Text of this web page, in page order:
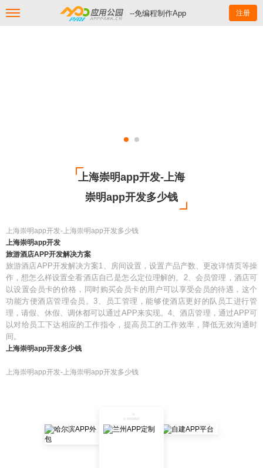
--免编程制作App 注册
上海崇明app开发-上海
崇明app开发多少钱
上海崇明app开发-上海崇明app开发多少钱
上海崇明app开发
旅游酒店APP开发解决方案
旅游酒店APP开发解决方案1、房间设置，设置产品产数、更改详情页等操
作，想怎么样设置全看酒店自己是怎么定位理解的。2、会员管理，酒店可
以设置会员卡的价格，同时购买会员卡的用户可以享受会员的待遇，这个
功能方便酒店管理会员。3、员工管理，能够使酒店更好的队员工进行管
理，请假、休假、调休都可以通过APP来实现。4、酒店管理，通过APP可
以对给员工下达相应的工作指令，提高员工的工作效率，降低无效沟通时
间。
上海崇明app开发多少钱
上海崇明app开发-上海崇明app开发多少钱